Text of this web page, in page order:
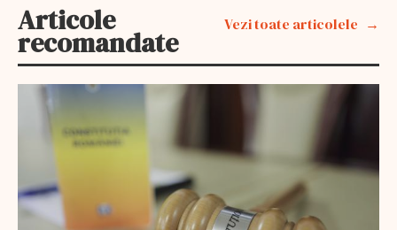
Articole
recomandate
Vezi toate articolele